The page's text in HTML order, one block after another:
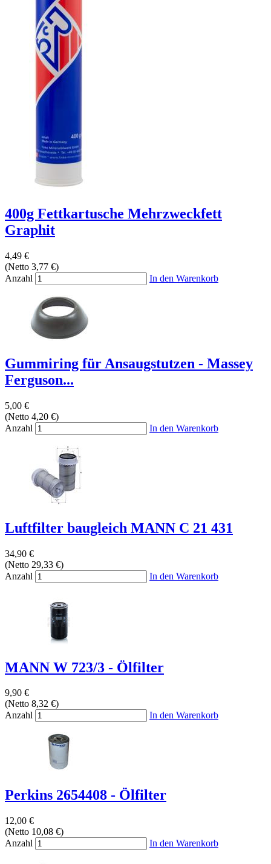
400g Fettkartusche Mehrzweckfett
Graphit
4,49 €
(Netto 3,77 €)
Anzahl
In den Warenkorb
Gummiring für Ansaugstutzen - Massey
Ferguson...
5,00 €
(Netto 4,20 €)
Anzahl
In den Warenkorb
Luftfilter baugleich MANN C 21 431
34,90 €
(Netto 29,33 €)
Anzahl
In den Warenkorb
MANN W 723/3 - Ölfilter
9,90 €
(Netto 8,32 €)
Anzahl
In den Warenkorb
Perkins 2654408 - Ölfilter
12,00 €
(Netto 10,08 €)
Anzahl
In den Warenkorb